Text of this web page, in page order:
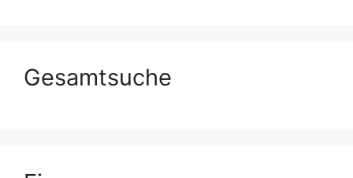
Gesamtsuche